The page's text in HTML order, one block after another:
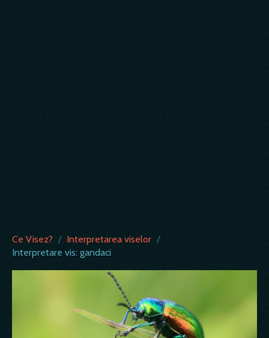
Ce Visez? / Interpretarea viselor /
Interpretare vis: gandaci